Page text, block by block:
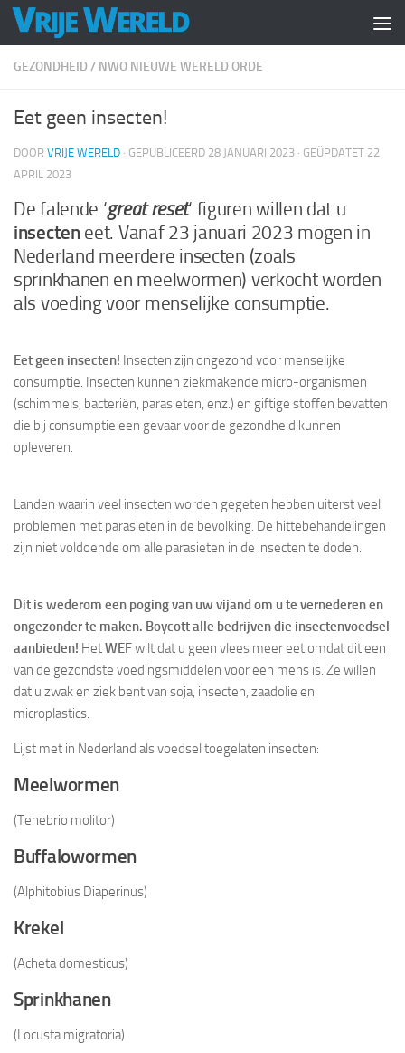
Doorgaan naar inhoud
GEZONDHEID / NWO NIEUWE WERELD ORDE
Eet geen insecten!
DOOR VRIJE WERELD · GEPUBLICEERD 28 JANUARI 2023 · GEÜPDATET 22
APRIL 2023
De falende ‘great reset‘ figuren willen dat u
insecteneet. Vanaf 23 januari 2023 mogen in
Nederland meerdere insecten (zoals
sprinkhanen en meelwormen) verkocht worden
als voeding voor menselijke consumptie.
Eet geen insecten! Insecten zijn ongezond voor menselijke
consumptie. Insecten kunnen ziekmakende micro-organismen
(schimmels, bacteriën, parasieten, enz.) en giftige stoffen bevatten
die bij consumptie een gevaar voor de gezondheid kunnen
opleveren.
Landen waarin veel insecten worden gegeten hebben uiterst veel
problemen met parasieten in de bevolking. De hittebehandelingen
zijn niet voldoende om alle parasieten in de insecten te doden.
Dit is wederom een poging van uw vijand om u te vernederen en
ongezonder te maken. Boycott alle bedrijven die insectenvoedsel
aanbieden! HetWEFwilt dat u geen vlees meer eet omdat dit een
van de gezondste voedingsmiddelen voor een mens is. Ze willen
dat u zwak en ziek bent van soja, insecten, zaadolie en
microplastics.
Lijst met in Nederland als voedsel toegelaten insecten:
Meelwormen
(Tenebrio molitor)
Buffalowormen
(Alphitobius Diaperinus)
Krekel
(Acheta domesticus)
Sprinkhanen
(Locusta migratoria)